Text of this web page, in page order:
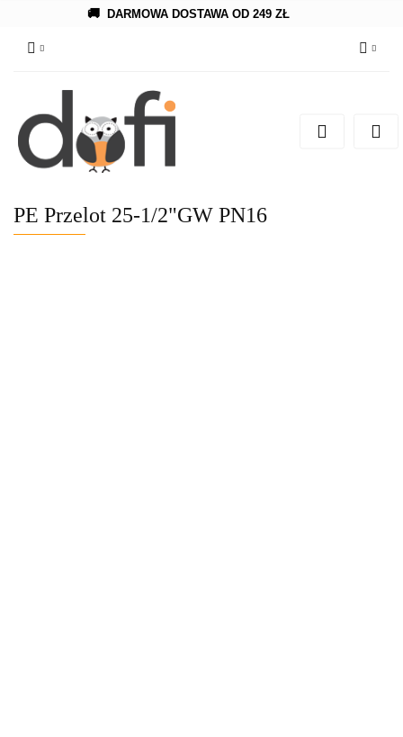
🚚 DARMOWA DOSTAWA OD 249 ZŁ
Zarejestruj się
PE Przelot 25-1/2"GW PN16